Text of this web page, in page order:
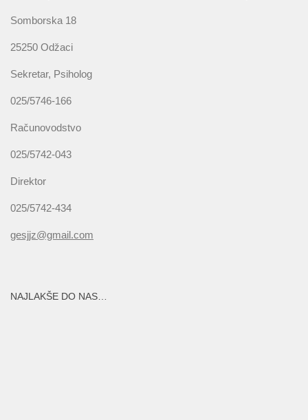
Somborska 18
25250 Odžaci
Sekretar, Psiholog
025/5746-166
Računovodstvo
025/5742-043
Direktor
025/5742-434
gesjjz@gmail.com
NAJLAKŠE DO NAS…